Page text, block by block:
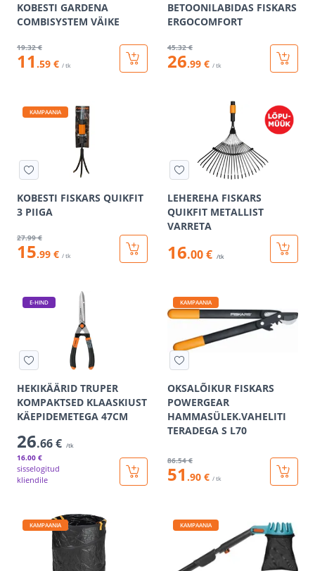
KOBESTI GARDENA
COMBISYSTEM VÄIKE
19.32 €
11 .59 € / tk
BETOONILABIDAS FISKARS
ERGOCOMFORT
45.32 €
26.99 € / tk
KAMPAANIA
KOBESTI FISKARS QUIKFIT
3 PIIGA
27.99 €
15.99 € / tk
LEHEREHA FISKARS
QUIKFIT METALLIST
VARRETA
16.00 € /tk
E-HIND
HEKIKÄÄRID TRUPER
KOMPAKTSED KLAASKIUST
KÄEPIDEMETEGA 47CM
26.66 € /tk
16.00 €
sisselogitud
kliendile
KAMPAANIA
OKSALÕIKUR FISKARS
POWERGEAR
HAMMASÜLEK.VAHELITI
TERADEGA S L70
86.54 €
51 .90 € / tk
KAMPAANIA KAMPAANIA